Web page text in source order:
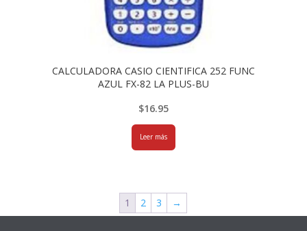
CALCULADORA CASIO CIENTIFICA 252 FUNC
AZUL FX-82 LA PLUS-BU
$16.95
Leer más
1 2 3 →